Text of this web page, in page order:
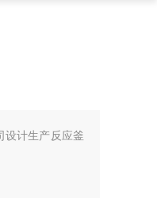
设计生产反应釜